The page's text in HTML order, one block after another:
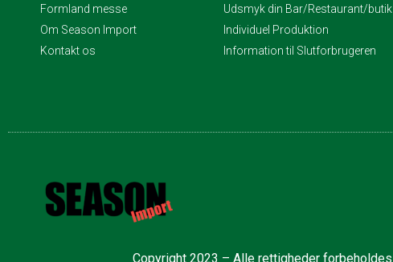
Formland messe
Om Season Import
Kontakt os
Udsmyk din Bar/Restaurant/butik
Individuel Produktion
Information til Slutforbrugeren
Copyright 2023 – Alle rettigheder forbeholdes